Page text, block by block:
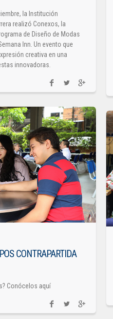
la Institución
realizó Conexos, la
de Diseño de Modas
Inn. Un evento que
creativa en una
innovadoras.
CONTRAPARTIDA
Conócelos aquí